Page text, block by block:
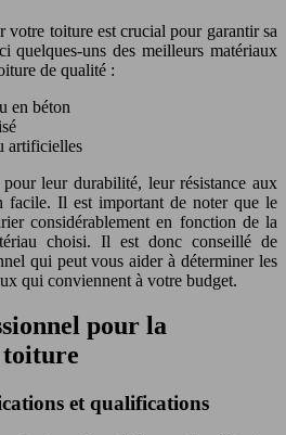
votre toiture est crucial pour garantir sa
quelques-uns des meilleurs matériaux
de qualité :
en béton
artificielles
leur durabilité, leur résistance aux
facile. Il est important de noter que le
considérablement en fonction de la
choisi. Il est donc conseillé de
qui peut vous aider à déterminer les
qui conviennent à votre budget.
pour la
toiture
et qualifications